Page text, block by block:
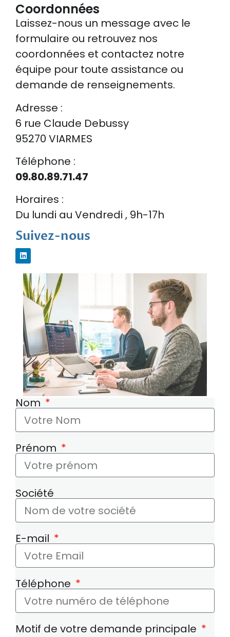
Coordonnées
Laissez-nous un message avec le
formulaire ou retrouvez nos
coordonnées et contactez notre
équipe pour toute assistance ou
demande de renseignements.
Adresse :
6 rue Claude Debussy
95270 VIARMES
Téléphone :
09.80.89.71.47
Horaires :
Du lundi au Vendredi , 9h-17h
Suivez-nous
Nom
Prénom
Société
E-mail
Téléphone
Motif de votre demande principale